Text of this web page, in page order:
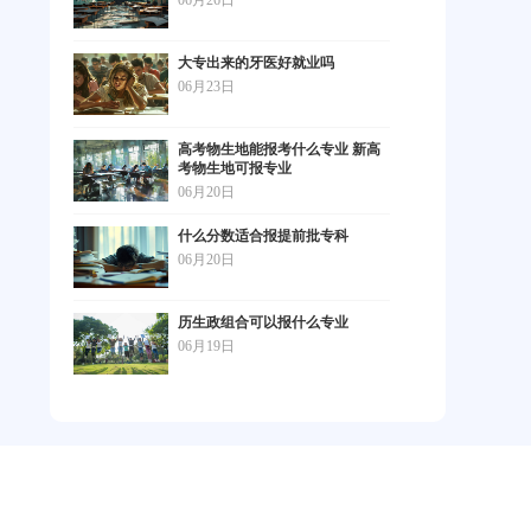
大专出来的牙医好就业吗
06月23日
高考物生地能报考什么专业 新高
考物生地可报专业
06月20日
什么分数适合报提前批专科
06月20日
历生政组合可以报什么专业
06月19日